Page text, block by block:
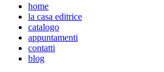
home
la casa editrice
catalogo
appuntamenti
contatti
blog